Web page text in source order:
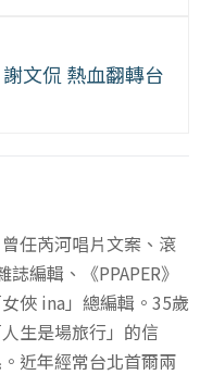
文侃 熱血翻轉台
任芮河唱片文案、滾
誌編輯、《PPAPER》
俠 ina」總編輯。35歲
生是場旅行」的信
近年經常台北首爾兩